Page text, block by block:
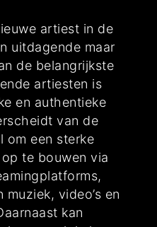
artiest in de
uitdagende maar
de belangrijkste
artiesten is
en authentieke
van de
om een sterke
te bouwen via
video’s en
kan